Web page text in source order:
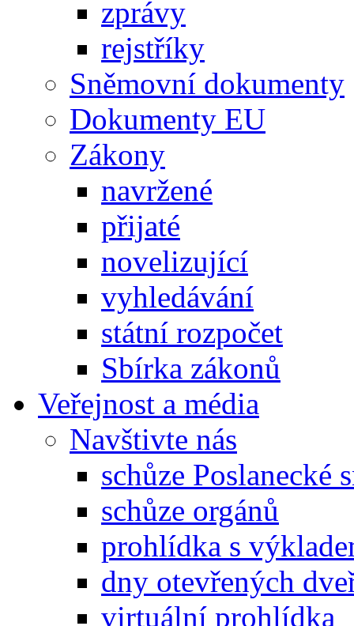
zprávy
rejstříky
Sněmovní dokumenty
Dokumenty EU
Zákony
navržené
přijaté
novelizující
vyhledávání
státní rozpočet
Sbírka zákonů
Veřejnost a média
Navštivte nás
schůze Poslanecké
schůze orgánů
prohlídka s
dny otevřených
virtuální prohlídka